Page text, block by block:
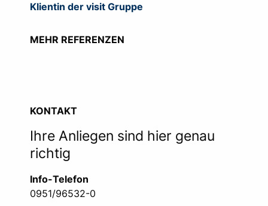
Klientin der visit Gruppe
MEHR REFERENZEN
KONTAKT
Ihre Anliegen sind hier genau
richtig
Info-Telefon
0951/96532-0